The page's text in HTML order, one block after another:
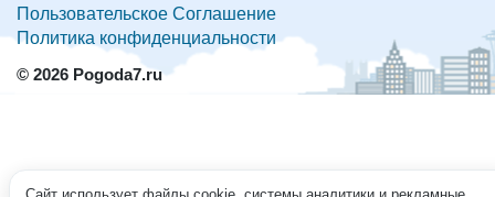
Пользовательское Соглашение
Политика конфиденциальности
© 2026 Pogoda7.ru